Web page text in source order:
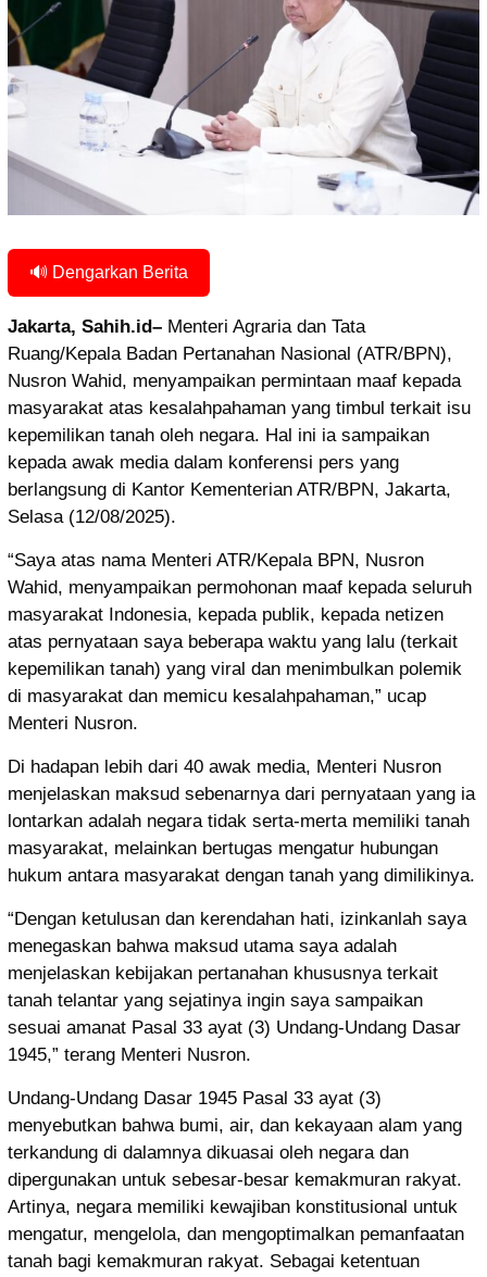
🔊 Dengarkan Berita
Jakarta, Sahih.id– Menteri Agraria dan Tata
Ruang/Kepala Badan Pertanahan Nasional (ATR/BPN),
Nusron Wahid, menyampaikan permintaan maaf kepada
masyarakat atas kesalahpahaman yang timbul terkait isu
kepemilikan tanah oleh negara. Hal ini ia sampaikan
kepada awak media dalam konferensi pers yang
berlangsung di Kantor Kementerian ATR/BPN, Jakarta,
Selasa (12/08/2025).
“Saya atas nama Menteri ATR/Kepala BPN, Nusron
Wahid, menyampaikan permohonan maaf kepada seluruh
masyarakat Indonesia, kepada publik, kepada netizen
atas pernyataan saya beberapa waktu yang lalu (terkait
kepemilikan tanah) yang viral dan menimbulkan polemik
di masyarakat dan memicu kesalahpahaman,” ucap
Menteri Nusron.
Di hadapan lebih dari 40 awak media, Menteri Nusron
menjelaskan maksud sebenarnya dari pernyataan yang ia
lontarkan adalah negara tidak serta-merta memiliki tanah
masyarakat, melainkan bertugas mengatur hubungan
hukum antara masyarakat dengan tanah yang dimilikinya.
“Dengan ketulusan dan kerendahan hati, izinkanlah saya
menegaskan bahwa maksud utama saya adalah
menjelaskan kebijakan pertanahan khususnya terkait
tanah telantar yang sejatinya ingin saya sampaikan
sesuai amanat Pasal 33 ayat (3) Undang-Undang Dasar
1945,” terang Menteri Nusron.
Undang-Undang Dasar 1945 Pasal 33 ayat (3)
menyebutkan bahwa bumi, air, dan kekayaan alam yang
terkandung di dalamnya dikuasai oleh negara dan
dipergunakan untuk sebesar-besar kemakmuran rakyat.
Artinya, negara memiliki kewajiban konstitusional untuk
mengatur, mengelola, dan mengoptimalkan pemanfaatan
tanah bagi kemakmuran rakyat. Sebagai ketentuan